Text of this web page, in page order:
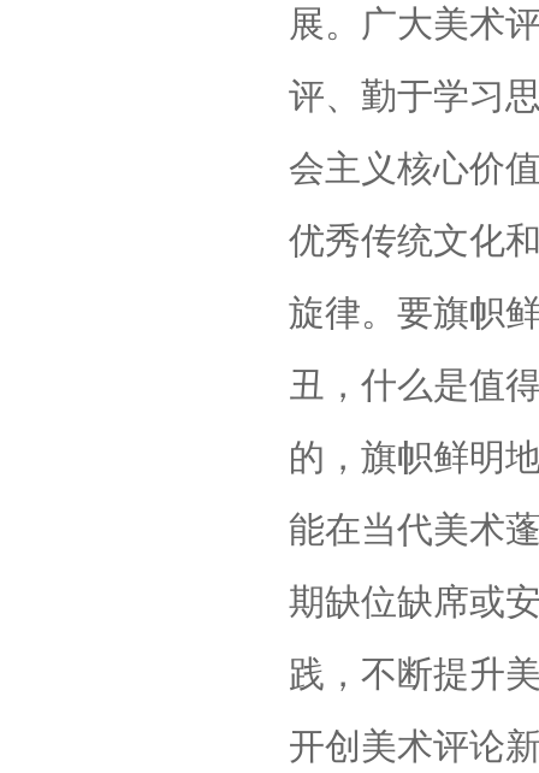
展。广大美术
评、勤于学习
会主义核心价
优秀传统文化
旋律。要旗帜
丑，什么是值
的，旗帜鲜明
能在当代美术
期缺位缺席或
践，不断提升
开创美术评论